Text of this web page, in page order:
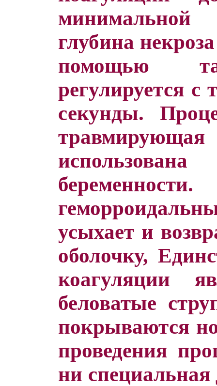
минимальной
глубина
помощью
регулируется с
секунды.
усыхает и
оболочку,
коагуляции
беловатые
покрываются
проведения
ни специальная